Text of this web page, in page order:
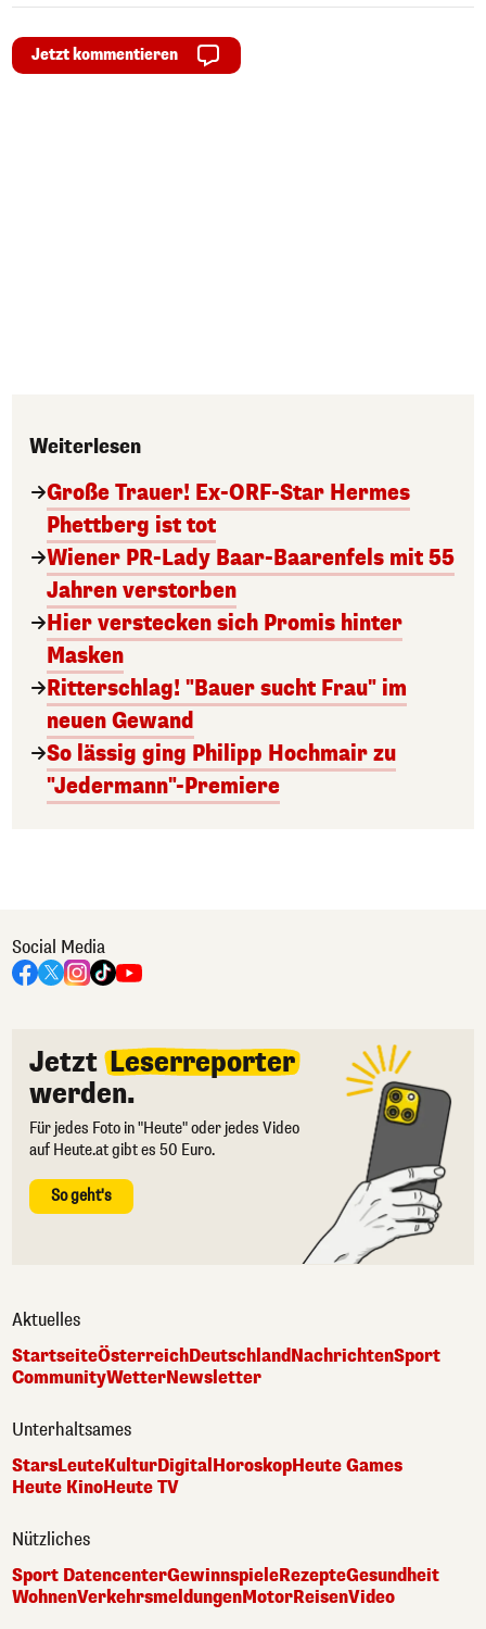
Jetzt kommentieren
Weiterlesen
Große Trauer! Ex-ORF-Star Hermes
Phettberg ist tot
Wiener PR-Lady Baar-Baarenfels mit 55
Jahren verstorben
Hier verstecken sich Promis hinter
Masken
Ritterschlag! "Bauer sucht Frau" im
neuen Gewand
So lässig ging Philipp Hochmair zu
"Jedermann"-Premiere
Social Media
Jetzt Leserreporter
werden.
Für jedes Foto in "Heute" oder jedes Video
auf Heute.at gibt es 50 Euro.
So geht's
Aktuelles
StartseiteÖsterreichDeutschlandNachrichtenSport
CommunityWetterNewsletter
Unterhaltsames
StarsLeuteKulturDigital HoroskopHeute Games
Heute KinoHeute TV
Nützliches
Sport DatencenterGewinnspieleRezepteGesundheit
WohnenVerkehrsmeldungenMotorReisenVideo